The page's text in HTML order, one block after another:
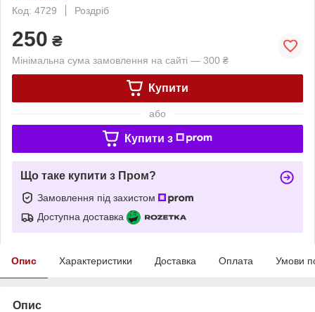
Код: 4729
Роздріб
250 ₴
Мінімальна сума замовлення на сайті — 300 ₴
Купити
або
Купити з
Що таке купити з Пром?
Замовлення під захистом
Доступна доставка
Опис Характеристики Доставка Оплата Умови
Опис